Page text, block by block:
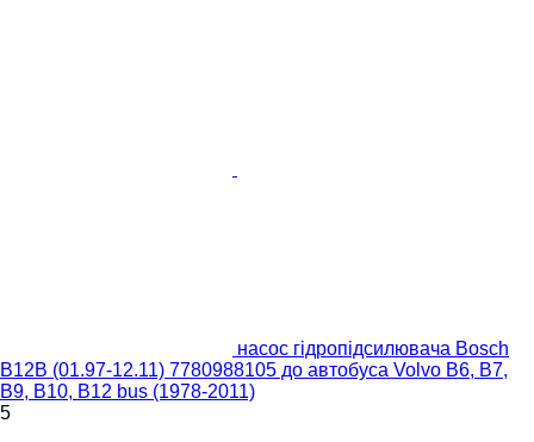
насос гідропідсилювача Bosch
B12B (01.97-12.11) 7780988105 до автобуса Volvo B6, B7,
B9, B10, B12 bus (1978-2011)
5